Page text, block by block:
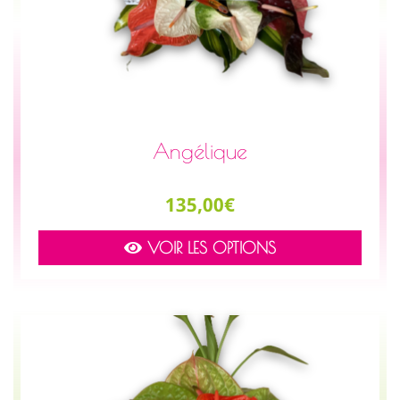
Angélique
Prix
135,00€
VOIR LES OPTIONS